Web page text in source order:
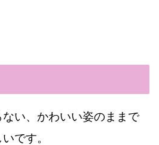
い、かわいい姿のままで
です。